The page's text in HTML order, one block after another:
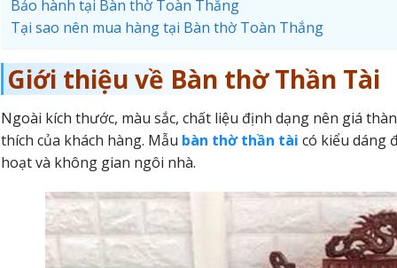
Bảo hành tại Bàn thờ Toàn Thắng
Tại sao nên mua hàng tại Bàn thờ Toàn Thắng
Giới thiệu về Bàn thờ Thần Tài
Ngoài kích thước, màu sắc, chất liệu định dạng nên giá
thích của khách hàng. Mẫu bàn thờ thần tài có kiểu dáng
hoạt và không gian ngôi nhà.